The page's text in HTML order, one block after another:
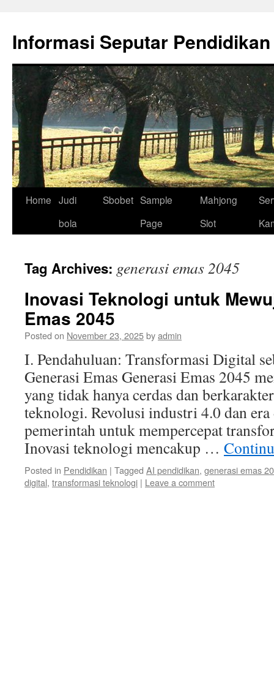
content
Informasi Seputar Pendidikan
Home Judi
bola
Sbobet Sample
Page
Mahjong
Slot
Tag Archives: generasi emas 2045
Inovasi Teknologi untuk
Emas 2045
Posted on November 23, 2025byadmin
I. Pendahuluan: Transformasi Digital
Generasi Emas Generasi Emas 2045
yang tidak hanya cerdas dan
teknologi. Revolusi industri 4.0 dan
pemerintah untuk mempercepat
Inovasi teknologi mencakup …
Posted in Pendidikan | Tagged AI pendidikan, generasi emas
digital, transformasi teknologi | Leave a comment